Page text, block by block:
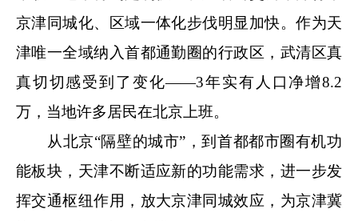
京津同城化、区域一体化步伐明显加快。作为天
津唯一全域纳入首都通勤圈的行政区，武清区真
真切切感受到了变化——3年实有人口净增8.2
万，当地许多居民在北京上班。
从北京“隔壁的城市”，到首都都市圈有机功
能板块，天津不断适应新的功能需求，进一步发
挥交通枢纽作用，放大京津同城效应，为京津冀